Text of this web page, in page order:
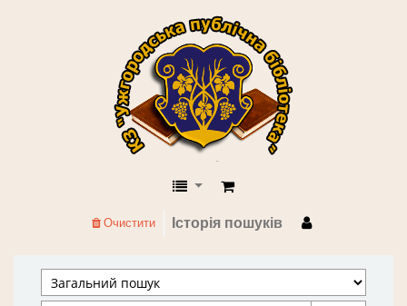
КЗ "Ужгородська публічна
Історія пошуків
Очистити